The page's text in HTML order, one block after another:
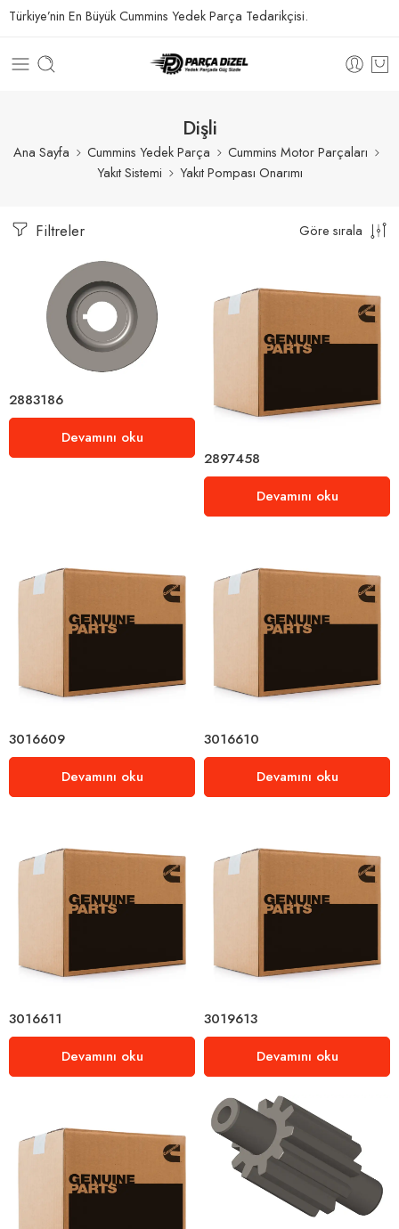
Türkiye’nin En Büyük Cummins Yedek Parça Tedarikçisi.
Dişli
Ana Sayfa Cummins Yedek Parça
Cummins Motor Parçaları
Yakıt Sistemi
Yakıt Pompası Onarımı
Filtreler Göre sırala
2883186
Devamını oku
2897458
Devamını oku
3016609
Devamını oku
3016610
Devamını oku
3016611
Devamını oku
3019613
Devamını oku